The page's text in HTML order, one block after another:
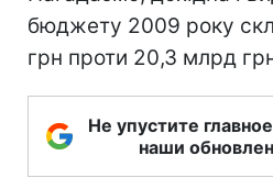
бюджету 2009 року
грн проти 20,3 млрд
Не упустите
наши